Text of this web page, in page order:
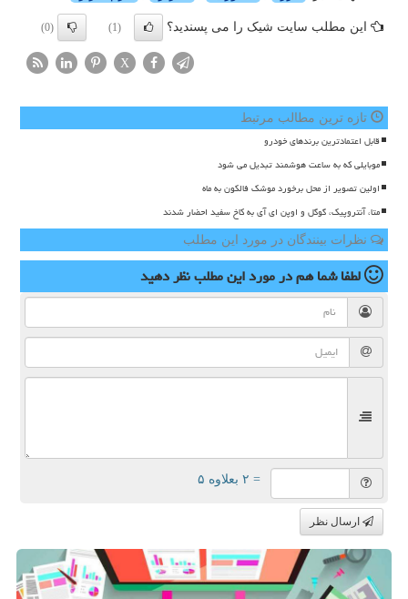
این مطلب سایت شیک را می پسندید؟ (1)
(0)
X
تازه ترین مطالب مرتبط
قابل اعتمادترین برندهای خودرو
موبایلی که به ساعت هوشمند تبدیل می شود
اولین تصویر از محل برخورد موشک فالکون به ماه
متا، آنتروپیک، گوگل و اوپن ای آی به کاخ سفید احضار شدند
نظرات بینندگان در مورد این مطلب
لطفا شما همدر مورد این مطلبنظر دهید
= ۲ بعلاوه ۵
ارسال نظر